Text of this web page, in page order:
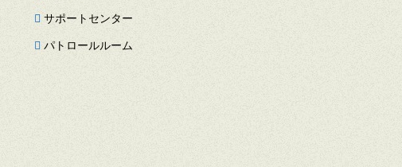
サポートセンター
パトロールルーム